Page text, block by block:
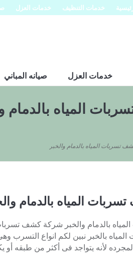
خدمات التنظيف خدمات العزل
خدمات العزل صيانه المباني
المياه بالدمام
تسربات المياه بالدمام والخبر
بالدمام والخبر
بالدمام والخبر شركة كشف تسربات
بالخبر نبين لكم انواع التسرب
لأنه يتواجد فى أكثر من طبقه